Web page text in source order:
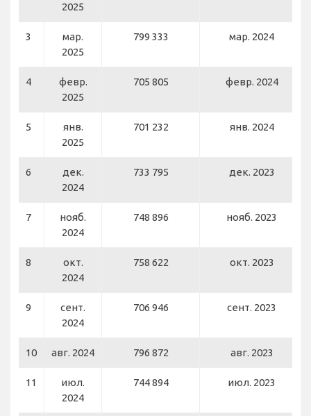
2025
3
мар.
2025
799 333 мар. 2024
4
февр.
2025
705 805 февр. 2024
5
янв.
2025
701 232 янв. 2024
6
дек.
2024
733 795 дек. 2023
7
нояб.
2024
748 896 нояб. 2023
8
окт.
2024
758 622 окт. 2023
9
сент.
2024
706 946 сент. 2023
10 авг. 2024 796 872 авг. 2023
11
июл.
2024
744 894 июл. 2023